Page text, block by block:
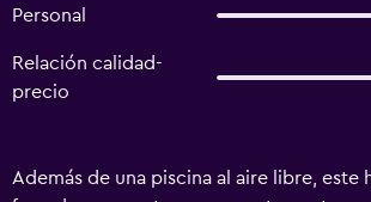
Personal
Relación calidad-
precio
Además de una piscina al aire libre, este